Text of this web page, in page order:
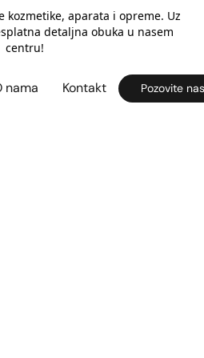
kozmetike, aparata i opreme. Uz
detaljna obuka u nasem
centru!
nama Kontakt Pozovite